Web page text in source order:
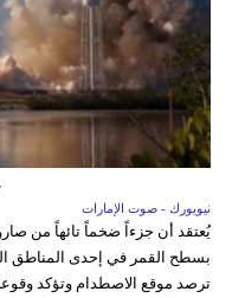
نيويورك - صوت الإمارات
بسطح القمر في إحدى المناطق
ترصد موقع الاصطدام وتؤكد